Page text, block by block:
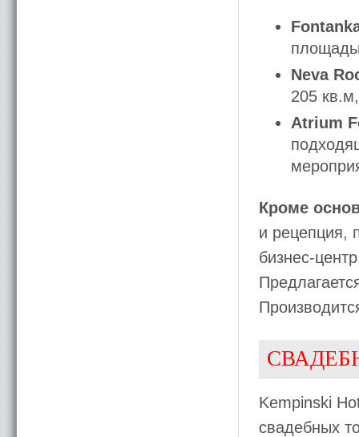
Neva
205
Atrium
Кроме
и рецепция,
бизнес-
Kempinski
свадебных